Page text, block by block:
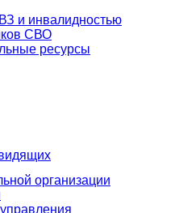
и инвалидностью
СВО
ресурсы
организации